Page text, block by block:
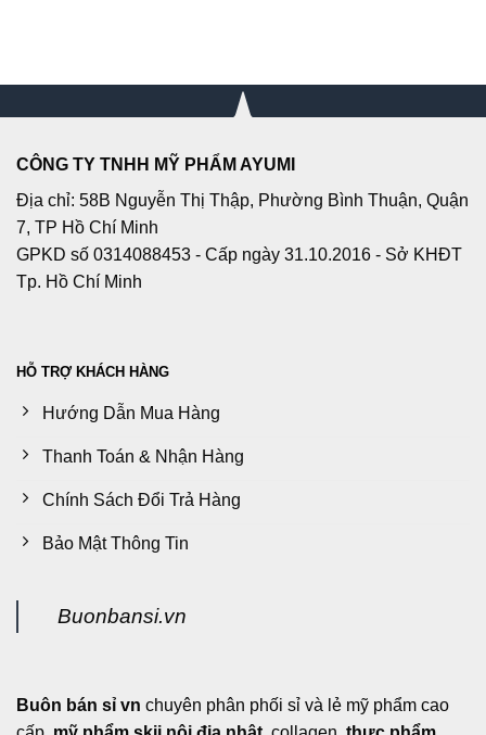
CÔNG TY TNHH MỸ PHẨM AYUMI
Địa chỉ: 58B Nguyễn Thị Thập, Phường Bình Thuận, Quận
7, TP Hồ Chí Minh
GPKD số 0314088453 - Cấp ngày 31.10.2016 - Sở KHĐT
Tp. Hồ Chí Minh
HỖ TRỢ KHÁCH HÀNG
Hướng Dẫn Mua Hàng
Thanh Toán & Nhận Hàng
Chính Sách Đổi Trả Hàng
Bảo Mật Thông Tin
Buonbansi.vn
Buôn bán sỉ vn chuyên phân phối sỉ và lẻ mỹ phẩm cao